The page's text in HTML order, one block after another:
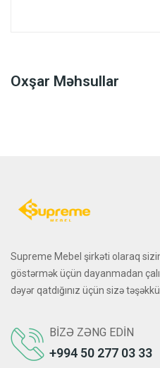
Oxşar Məhsullar
Supreme Mebel şirkəti olaraq
göstərmək üçün dayanmadan
dəyər qatdığınız üçün sizə
BIZƏ ZƏNG EDIN
+994 50 277 03 33